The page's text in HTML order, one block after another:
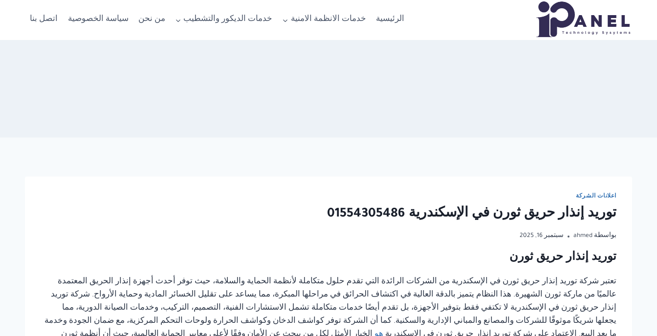
المحتوى
الرئيسية خدمات الانظمة الامنية خدمات الديكور والتشطيب من نحن سياسة الخصوصية اتصل بنا
اعلانات الشركة
توريد إنذار حريق ثورن في الإسكندرية 01554305486
بواسطة ahmed سبتمبر 16, 2025
توريد إنذار حريق ثورن
تعتبر شركة توريد إنذار حريق ثورن في الإسكندرية من الشركات الرائدة التي تقدم حلول متكاملة لأنظمة الحماية والسلامة، حيث توفر أحدث أجهزة إنذار الحريق المعتمدة
عالميًا من ماركة ثورن الشهيرة. هذا النظام يتميز بالدقة العالية في اكتشاف الحرائق في مراحلها المبكرة، مما يساعد على تقليل الخسائر المادية وحماية الأرواح. شركة توريد
إنذار حريق ثورن في الإسكندرية لا تكتفي فقط بتوفير الأجهزة، بل تقدم أيضًا خدمات متكاملة تشمل الاستشارات الفنية، التصميم، التركيب، وخدمات الصيانة الدورية، مما
يجعلها شريكًا موثوقًا للشركات والمصانع والمباني الإدارية والسكنية. كما أن الشركة توفر كواشف الدخان وكواشف الحرارة ولوحات التحكم المركزية، مع ضمان الجودة وخدمة